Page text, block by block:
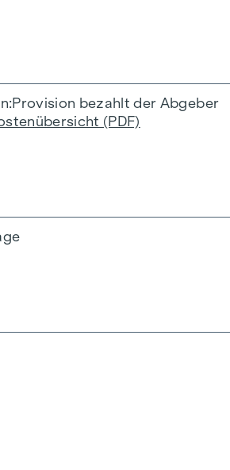
Provision bezahlt der Abgeber
(PDF)